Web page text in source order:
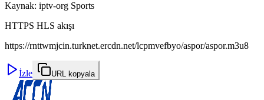
Kaynak: iptv-org Sports
HTTPS HLS akışı
https://rnttwmjcin.turknet.ercdn.net/lcpmvefbyo/aspor/aspor.m3u8
İzle URL kopyala